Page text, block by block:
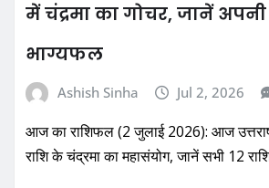
में चंद्रमा का गोचर, जानें अपनी
भाग्यफल
Ashish Sinha Jul 2, 2026
आज का राशिफल (2 जुलाई 2026): आज
राशि के चंद्रमा का महासंयोग, जानें सभी 12